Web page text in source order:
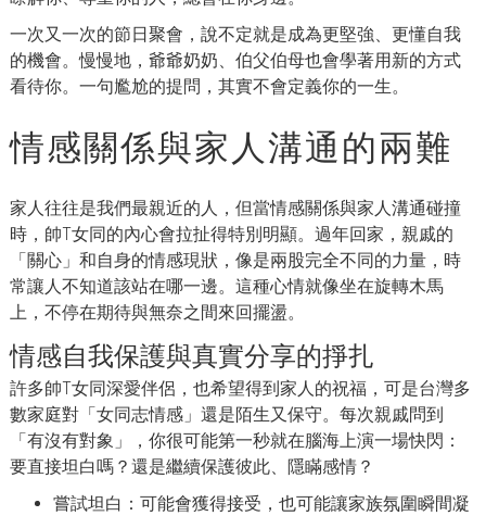
一次又一次的節日聚會，說不定就是成為更堅強、更懂自我
的機會。慢慢地，爺爺奶奶、伯父伯母也會學著用新的方式
看待你。一句尷尬的提問，其實不會定義你的一生。
情感關係與家人溝通的兩難
家人往往是我們最親近的人，但當情感關係與家人溝通碰撞
時，帥T女同的內心會拉扯得特別明顯。過年回家，親戚的
「關心」和自身的情感現狀，像是兩股完全不同的力量，時
常讓人不知道該站在哪一邊。這種心情就像坐在旋轉木馬
上，不停在期待與無奈之間來回擺盪。
情感自我保護與真實分享的掙扎
許多帥T女同深愛伴侶，也希望得到家人的祝福，可是台灣多
數家庭對「女同志情感」還是陌生又保守。每次親戚問到
「有沒有對象」，你很可能第一秒就在腦海上演一場快閃：
要直接坦白嗎？還是繼續保護彼此、隱瞞感情？
嘗試坦白：可能會獲得接受，也可能讓家族氛圍瞬間凝